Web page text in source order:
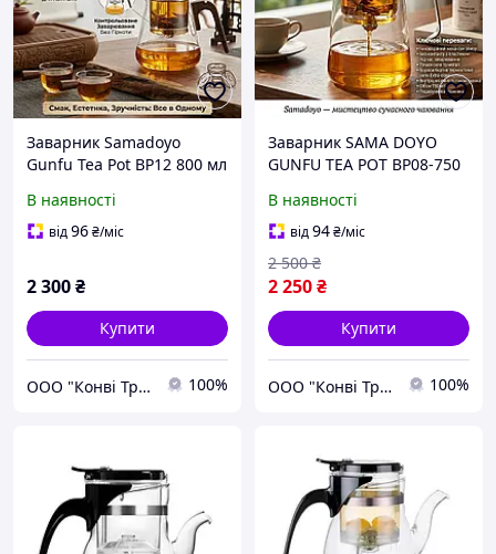
Заварник Samadoyo
Gunfu Tea Pot BP12 800 мл
В наявності
від96₴/міс
2 300₴
Купити
ООО "Конві Трейдинг" 100%
Заварник SAMA DOYO
GUNFU TEA POT BP08-750
В наявності
від94₴/міс
2 250₴
2 500 ₴
Купити
ООО "Конві Трейдинг" 100%